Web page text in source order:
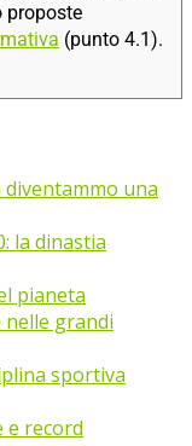
proposte
(punto 4.1).
diventammo una
la dinastia
pianeta
grandi
sportiva
e record